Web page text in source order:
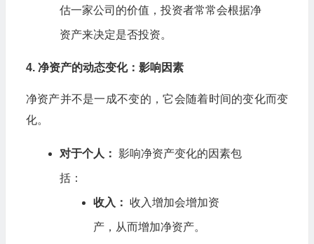
估一家公司的价值，投资者常常会根据净
资产来决定是否投资。
4. 净资产的动态变化：影响因素
净资产并不是一成不变的，它会随着时间的变化而变
化。
对于个人： 影响净资产变化的因素包
括：
收入： 收入增加会增加资
产，从而增加净资产。